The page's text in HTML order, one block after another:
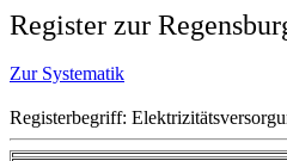
Register zur
Zur Systematik
Registerbegriff: